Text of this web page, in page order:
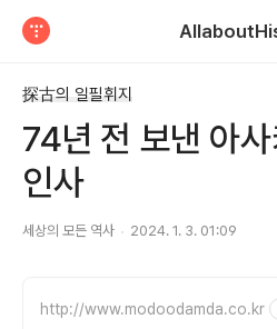
探古의 일필휘지
74년 전 보낸 아
인사
세상의 모든 역사 2024. 1. 3. 01:09
http://www.modoodamda.co.kr